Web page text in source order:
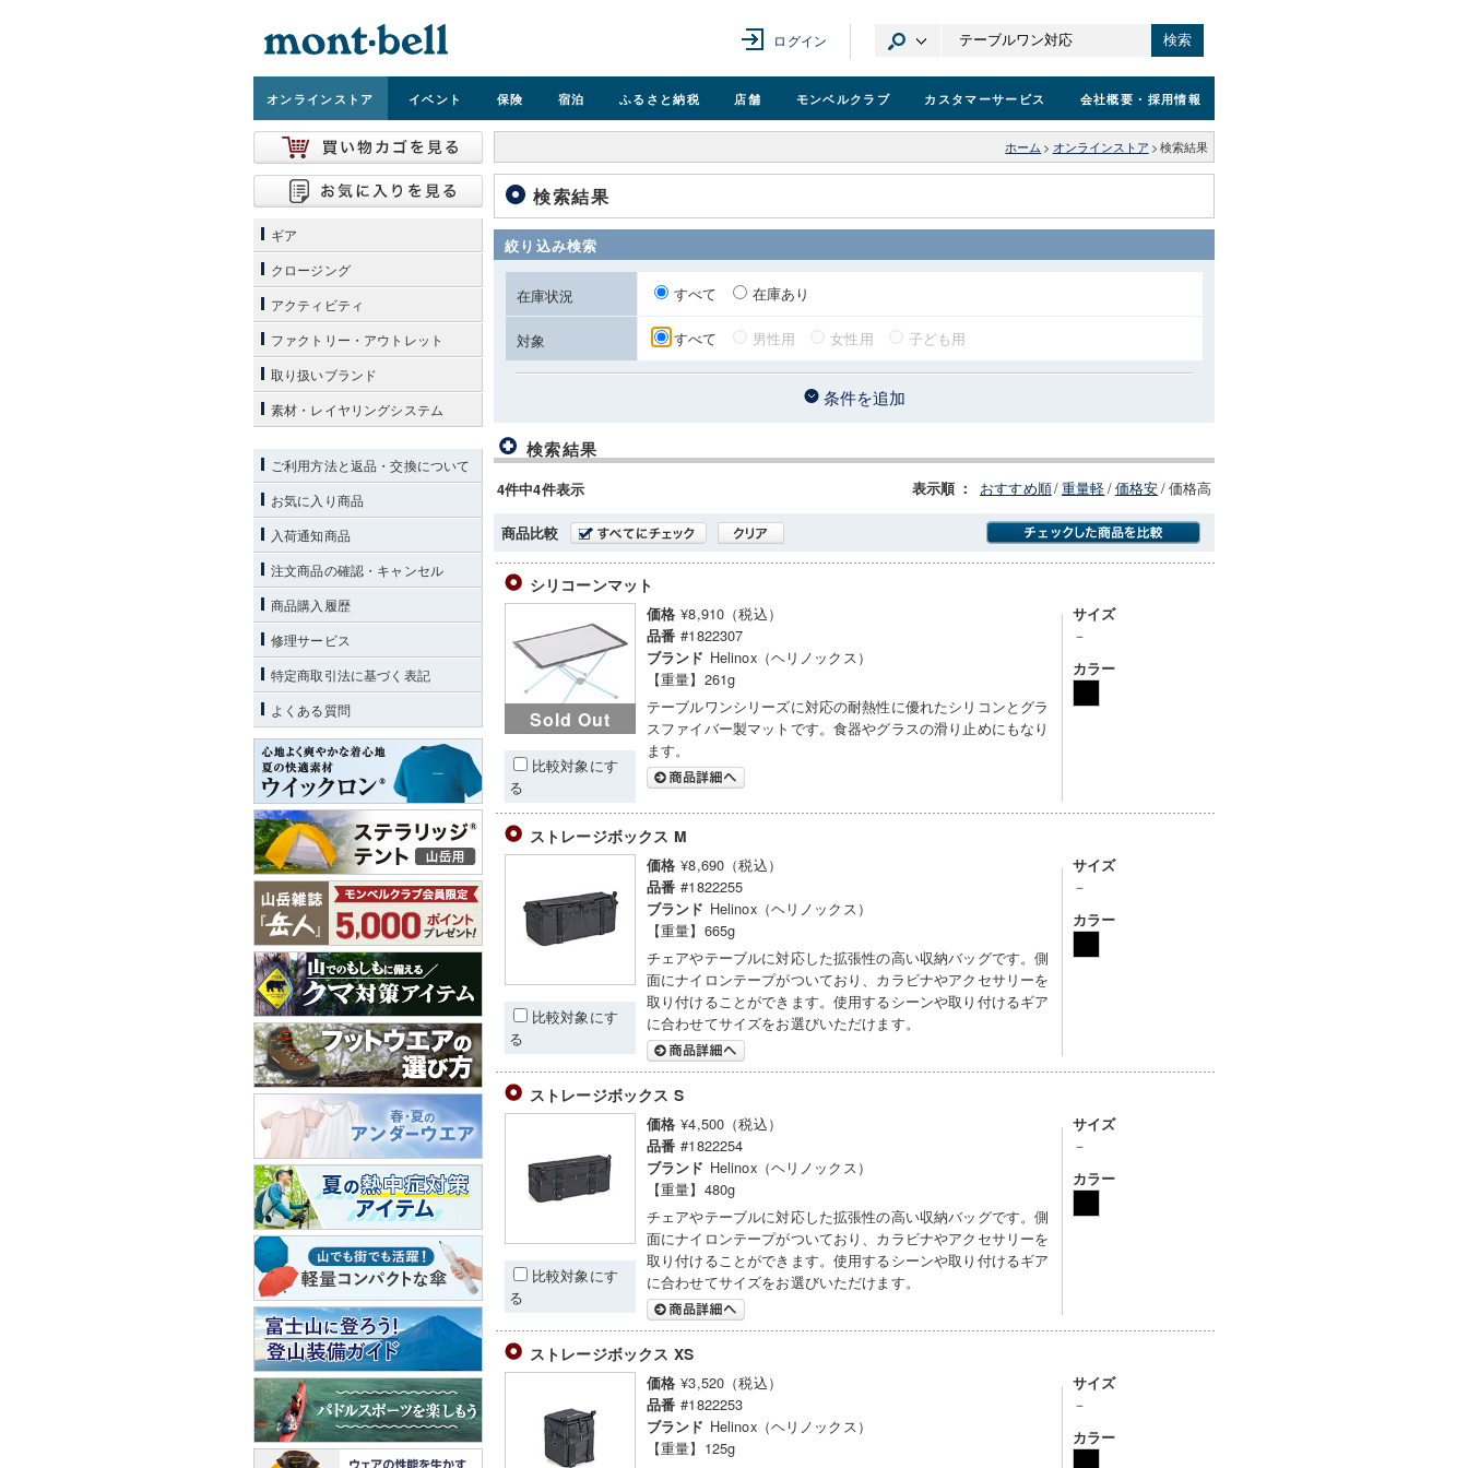
ログイン 検索
オンラインストア イベント 保険 宿泊 ふるさと納税 店舗 モンベルクラブ カスタマーサービス 会社概要 ・採用情報
ホーム > オンラインストア > 検索結果
検索結果
絞り込み検索
在庫状況 すべて 在庫あり
対象 すべて 男性用 女性用 子ども用
条件を追加
検索結果
4件中4件表示 表示順 ： おすすめ順/重量軽/価格安/価格高
商品比較
シリコーンマット
Sold Out
比較対象にす
る
価格 ¥8,910（税込）
品番 #1822307
ブランド Helinox（ヘリノックス）
【重量】261g
テーブルワンシリーズに対応の耐熱性に優れたシリコンとグラ
スファイバー製マットです。食器やグラスの滑り止めにもなり
ます。
サイズ
－
カラー
ストレージボックス M
比較対象にす
る
価格 ¥8,690（税込）
品番 #1822255
ブランド Helinox（ヘリノックス）
【重量】665g
チェアやテーブルに対応した拡張性の高い収納バッグです。側
面にナイロンテープがついており、カラビナやアクセサリーを
取り付けることができます。使用するシーンや取り付けるギア
に合わせてサイズをお選びいただけます。
サイズ
－
カラー
ストレージボックス S
比較対象にす
る
価格 ¥4,500（税込）
品番 #1822254
ブランド Helinox（ヘリノックス）
【重量】480g
チェアやテーブルに対応した拡張性の高い収納バッグです。側
面にナイロンテープがついており、カラビナやアクセサリーを
取り付けることができます。使用するシーンや取り付けるギア
に合わせてサイズをお選びいただけます。
サイズ
－
カラー
ストレージボックス XS
価格 ¥3,520（税込）
品番 #1822253
ブランド Helinox（ヘリノックス）
【重量】125g
サイズ
－
カラー
ギア
クロージング
アクティビティ
ファクトリー・アウトレット
取り扱いブランド
素材・レイヤリングシステム
ご利用方法と返品・交換について
お気に入り商品
入荷通知商品
注文商品の確認・キャンセル
商品購入履歴
修理サービス
特定商取引法に基づく表記
よくある質問